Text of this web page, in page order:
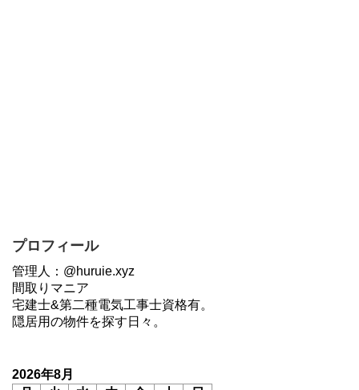
プロフィール
管理人：@huruie.xyz
間取りマニア
宅建士&第二種電気工事士資格有。
隠居用の物件を探す日々。
2026年8月